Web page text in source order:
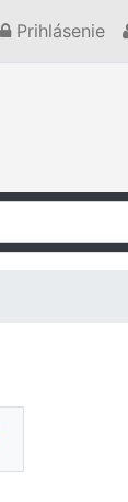
Prihlásenie